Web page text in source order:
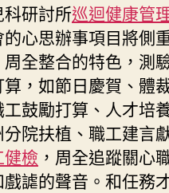
科研討所巡迴健康管
心思辦事項目將側
全整合的特色，測
，如節日慶賀、體
鼓勵打算、人才培
院扶植、職工建言
檢 ，周全追蹤關心
謔的聲音。和任務